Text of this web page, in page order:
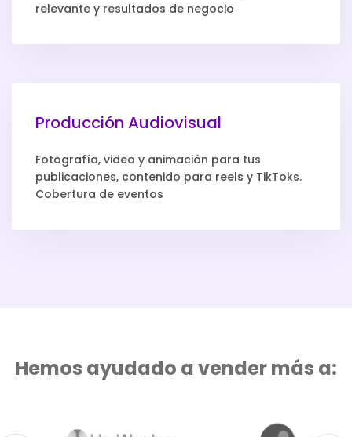
relevante y resultados de negocio
Producción Audiovisual
Fotografía, video y animación para tus
publicaciones, contenido para reels y TikToks.
Cobertura de eventos
Hemos ayudado a vender más a: